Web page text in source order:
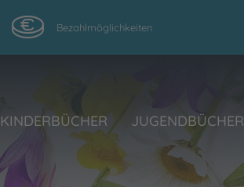
Bezahlmöglichkeiten
KINDERBÜCHER JUGENDBÜCHER